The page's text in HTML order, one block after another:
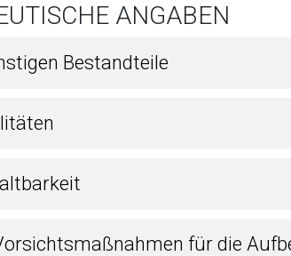
ANGABEN
Bestandteile
für die